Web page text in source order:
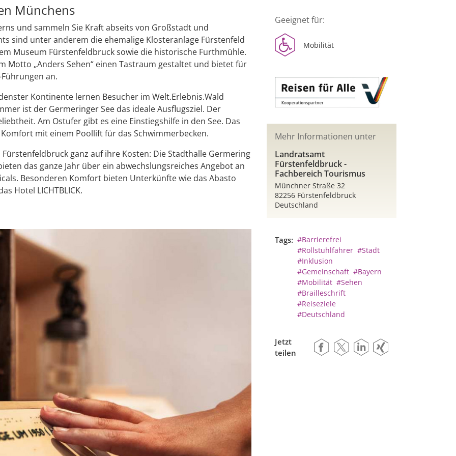
Münchens
und sammeln Sie Kraft abseits von Großstadt und
sind unter anderem die ehemalige Klosteranlage Fürstenfeld
Museum Fürstenfeldbruck sowie die historische Furthmühle.
Motto „Anders Sehen“ einen Tastraum gestaltet und bietet für
an.
Kontinente lernen Besucher im Welt.Erlebnis.Wald
ist der Germeringer See das ideale Ausflugsziel. Der
Am Ostufer gibt es eine Einstiegshilfe in den See. Das
mit einem Poollift für das Schwimmerbecken.
ganz auf ihre Kosten: Die Stadthalle Germering
das ganze Jahr über ein abwechslungsreiches Angebot an
Besonderen Komfort bieten Unterkünfte wie das Abasto
Hotel LICHTBLICK.
Geeignet für:
Mobilität
Mehr Informationen unter
Landratsamt
Fürstenfeldbruck -
Fachbereich Tourismus
Münchner Straße 32
82256 Fürstenfeldbruck
Deutschland
Tags: #Barrierefrei
#Rollstuhlfahrer #Stadt
#Inklusion
#Gemeinschaft #Bayern
#Mobilität #Sehen
#Brailleschrift
#Reiseziele
#Deutschland
Jetzt
teilen